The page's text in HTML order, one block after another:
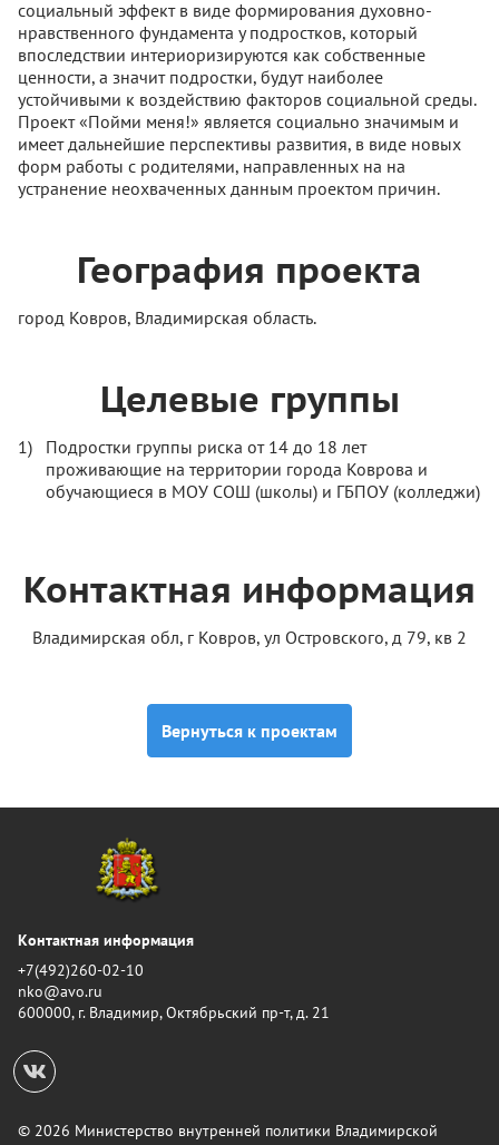
социальный эффект в виде формирования духовно-
нравственного фундамента у подростков, который
впоследствии интериоризируются как собственные
ценности, а значит подростки, будут наиболее
устойчивыми к воздействию факторов социальной среды.
Проект «Пойми меня!» является социально значимым и
имеет дальнейшие перспективы развития, в виде новых
форм работы с родителями, направленных на на
устранение неохваченных данным проектом причин.
География проекта
город Ковров, Владимирская область.
Целевые группы
Подростки группы риска от 14 до 18 лет
проживающие на территории города Коврова и
обучающиеся в МОУ СОШ (школы) и ГБПОУ (колледжи)
Контактная информация
Владимирская обл, г Ковров, ул Островского, д 79, кв 2
Вернуться к проектам
Контактная информация
+7(492)260-02-10
nko@avo.ru
600000, г. Владимир, Октябрьский пр-т, д. 21
© 2026 Министерство внутренней политики Владимирской